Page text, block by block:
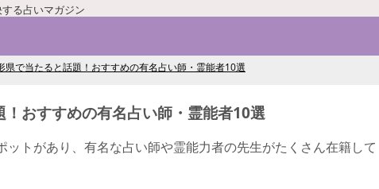
る占いマガジン
県で当たると話題！おすすめの有名占い師・霊能者10選
おすすめの有名占い師・霊能者10選
ットがあり、有名な占い師や霊能力者の先生がたくさん在籍して